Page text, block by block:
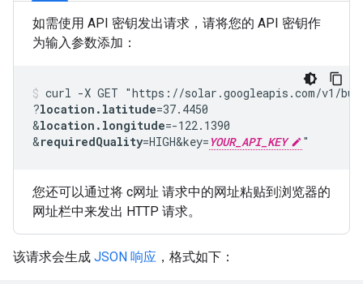
如需使用 API 密钥发出请求，请将您的 API 密钥作
为输入参数添加：
curl -X GET "https://solar.googleapis.com/v1/
?location.latitude=37.4450
&location.longitude=-122.1390
&requiredQuality=HIGH&key= YOUR_API_KEY "
您还可以通过将 c网址 请求中的网址粘贴到浏览器的
网址栏中来发出 HTTP 请求。
该请求会生成 JSON 响应 ，格式如下：